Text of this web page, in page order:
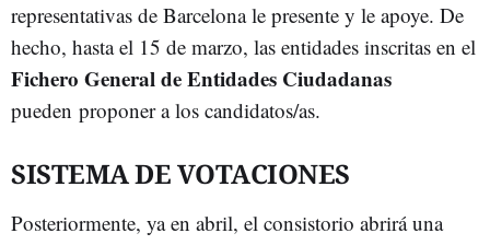
representativas de Barcelona le presente y le apoye. De
hecho, hasta el 15 de marzo, las entidades inscritas en el
Fichero General de Entidades Ciudadanas
pueden proponer a los candidatos/as.
SISTEMA DE VOTACIONES
Posteriormente, ya en abril, el consistorio abrirá una